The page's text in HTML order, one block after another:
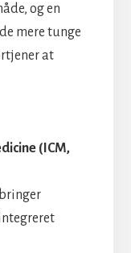
og en
mere tunge
at
(ICM,